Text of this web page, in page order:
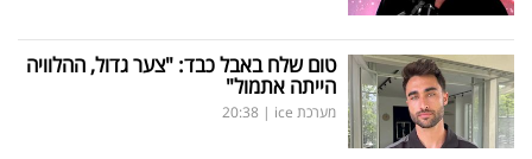
טום שלח באבל כבד: "צער גדול, ההלוויה
הייתה אתמול"
מערכת ice |
20:38